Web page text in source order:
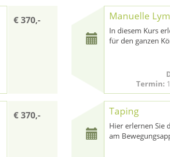
€ 370,- Manuelle
In diesem Kurs
für den ganzen
Termin:
€ 370,- Taping
Hier erlernen Sie
am